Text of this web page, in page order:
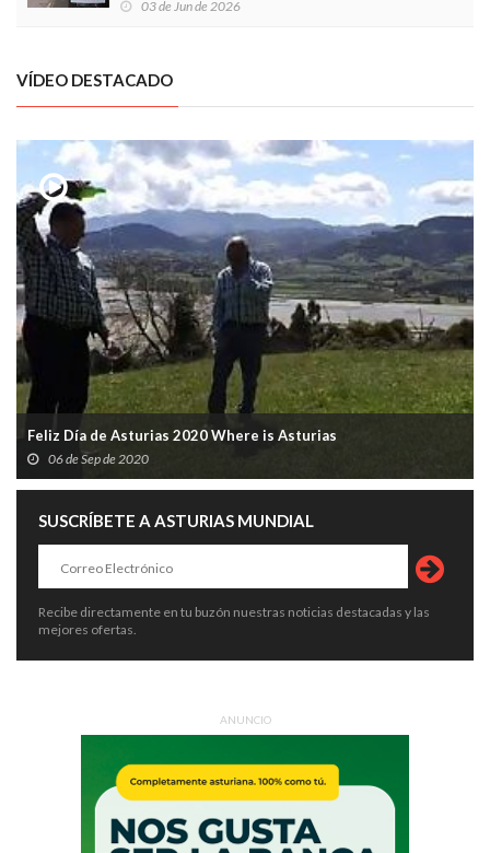
03 de Jun de 2026
VÍDEO DESTACADO
Feliz Día de Asturias 2020 Where is Asturias
06 de Sep de 2020
SUSCRÍBETE A ASTURIAS MUNDIAL
Recibe directamente en tu buzón nuestras noticias destacadas y las
mejores ofertas.
ANUNCIO